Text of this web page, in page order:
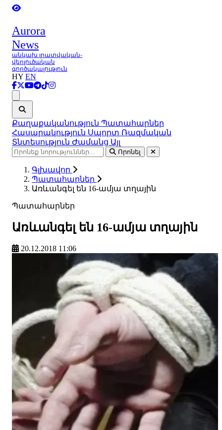
Aurora
News
անկախ լրատվական-
վերլուծական
գործակալություն
HY EN
Քաղաքականություն Պատահարներ
Հասարակություն Սպորտ Ռազմական
Տնտեսություն Ժամանց Այլ
Որոնել
Գլխավոր
Պատահարներ
Առևանգել են 16-ամյա տղային
Պատահարներ
Առևանգել են 16-ամյա տղային
20.12.2018 11:06